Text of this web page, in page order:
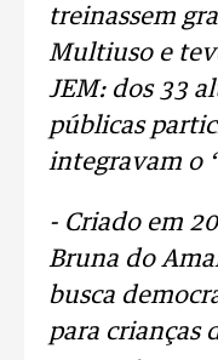
treinassem
Multiuso e
JEM: dos 33
públicas
integravam o
- Criado em
Bruna do
busca
para crianças